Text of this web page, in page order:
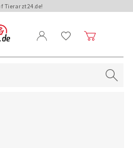
Tierarzt24.de!